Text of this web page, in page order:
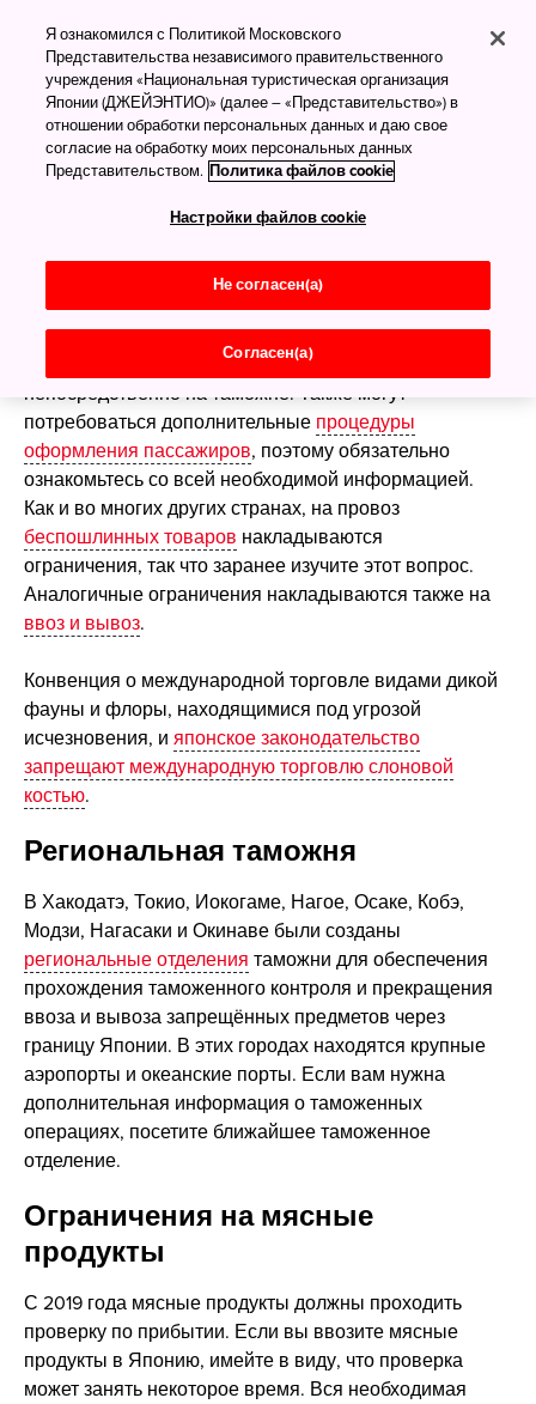
Таможня и пошлины
Японская таможня
Официальная веб-страница Японской таможенной
любые вопросы о действующих в стране
таможенную декларацию
ручной клади и несопровождаемого багажа на
таможенном контроле. Бланки декларации можно
получить в самолёте, на корабле или
непосредственно на таможне. Также могут
потребоваться дополнительные процедуры
оформления пассажиров, поэтому обязательно
ознакомьтесь со всей необходимой информацией.
Как и во многих других странах, на провоз
беспошлинных товаров накладываются
ограничения, так что заранее изучите этот вопрос.
Аналогичные ограничения накладываются также на
ввоз и вывоз.
Конвенция о международной торговле видами дикой
фауны и флоры, находящимися под угрозой
исчезновения, и японское законодательство
запрещают международную торговлю слоновой
костью.
Региональная таможня
В Хакодатэ, Токио, Иокогаме, Нагое, Осаке, Кобэ,
Модзи, Нагасаки и Окинаве были созданы
региональные отделения таможни для обеспечения
прохождения таможенного контроля и прекращения
ввоза и вывоза запрещённых предметов через
границу Японии. В этих городах находятся крупные
аэропорты и океанские порты. Если вам нужна
дополнительная информация о таможенных
операциях, посетите ближайшее таможенное
отделение.
Ограничения на мясные
продукты
С 2019 года мясные продукты должны проходить
проверку по прибытии. Если вы ввозите мясные
продукты в Японию, имейте в виду, что проверка
может занять некоторое время. Вся необходимая
Я ознакомился с Политикой Московского
Представительства независимого правительственного
учреждения «Национальная туристическая организация
Японии (ДЖЕЙЭНТИО)» (далее – «Представительство») в
отношении обработки персональных данных и даю свое
согласие на обработку моих персональных данных
Представительством. Политика файлов cookie
Настройки файлов cookie
Не согласен(а)
Согласен(а)